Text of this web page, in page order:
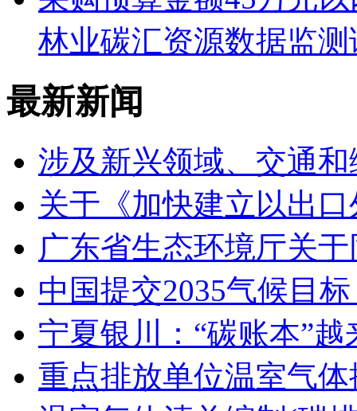
林业碳汇资源数据监
最新新闻
涉及新兴领域、交通
关于《加快建立以出
广东省生态环境厅关
中国提交2035气候目
宁夏银川：“碳账本”越
重点排放单位温室气